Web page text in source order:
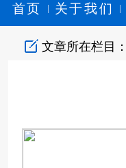
首页 | 关于我们 |
文章所在栏目：